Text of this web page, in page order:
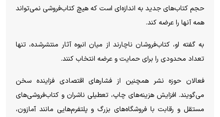
حجم کتاب‌های جدید به اندازه‌ای است که هیچ کتاب‌فروشی نمی‌تواند
همه آنها را عرضه کند.
به گفته او، کتاب‌فروشان ناچارند از میان انبوه آثار منتشرشده، تنها
تعداد محدودی را برای حمایت و عرضه انتخاب کنند.
فعالان حوزه نشر همچنین از فشار‌های اقتصادی فزاینده سخن
می‌گویند. افزایش هزینه‌های چاپ، تعطیلی ناشران و کتاب‌فروشی‌های
مستقل و رقابت با فروشگاه‌های بزرگ و پلتفرم‌هایی مانند آمازون،